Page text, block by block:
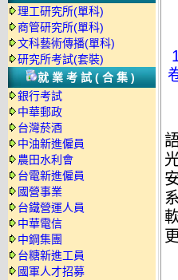
理工研究所(單科)
商管研究所(單科)
文科藝術傳播(單科)
研究所考試(套裝)
就業考試(合集)
銀行考試
中華郵政
台灣菸酒
中油新進僱員
農田水利會
台電新進僱員
國營事業
台鐵營運人員
中華電信
中鋼集團
台糖新進工員
國軍人才招募